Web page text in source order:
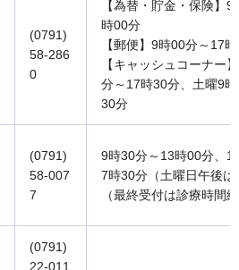
(0791)
58-286
0
【為替・貯金・保険】
時00分
【郵便】9時00分～17
【キャッシュコーナー
分～17時30分、土曜9
30分
(0791)
58-007
7
9時30分～13時00分、
7時30分（土曜日午後は
（最終受付は診療時間
(0791)
22-011